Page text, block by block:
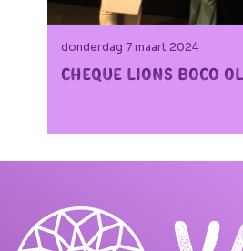
donderdag 7 maart 2024
Cheque Lions BOCO